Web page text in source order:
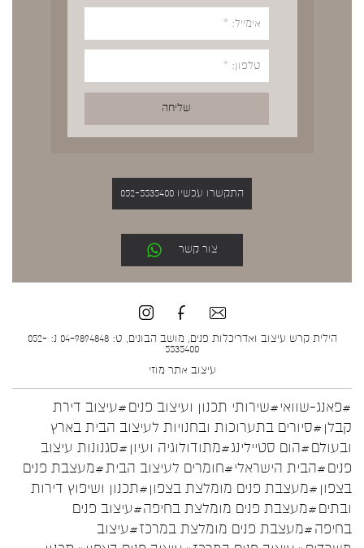
התקשרו עכשיו 052-5535400
צור קשר
הילית קרש עיצוב ואדריכלות פנים, מושב הבונים, ט: 04-9894848 נ: 052-
5535400
עיצוב אתר מוזי
#פאנג-שוואי#שירותי תכנון ועיצוב פנים#עיצוב דירת
קבלן #סיורים בתערוכות ובחנויות לעיצוב הבית בארץ
ובעולם#הום סטיילינג#מתודולוגיה ועיון #סגנונות עיצוב
פנים#הבית הישראלי#חומרים לעיצוב הבית#מעצבת פנים
בצפון #מעצבת פנים מומלצת בצפון#תכנון ושיפוץ דירות
ובתים#מעצבת פנים מומלצת בחיפה#עיצוב פנים
בחיפה#מעצבת פנים מומלצת במרכז#עיצוב